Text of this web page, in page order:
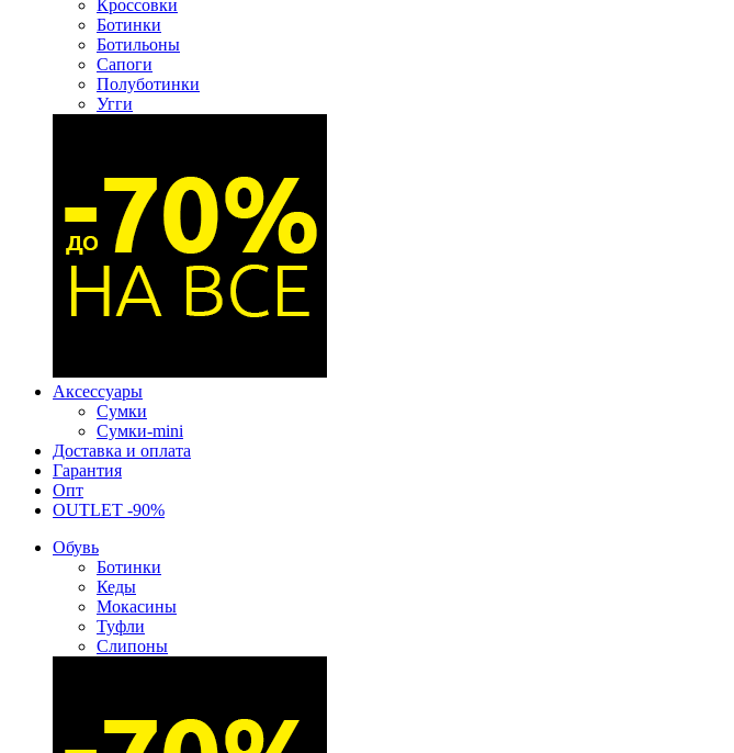
Кроссовки
Ботинки
Ботильоны
Сапоги
Полуботинки
Угги
Аксессуары
Сумки
Сумки-mini
Доставка и оплата
Гарантия
Опт
OUTLET -90%
Обувь
Ботинки
Кеды
Мокасины
Туфли
Слипоны